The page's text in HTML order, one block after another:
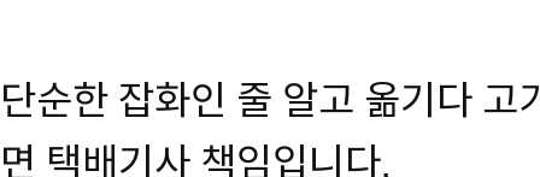
단순한 잡화인 줄 알고 옮기다 고
면 택배기사 책임입니다.